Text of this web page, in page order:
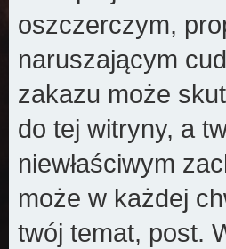
oszczerczym,
naruszającym
zakazu może
do tej witryny, a
niewłaściwym
może w każdej
twój temat, post.